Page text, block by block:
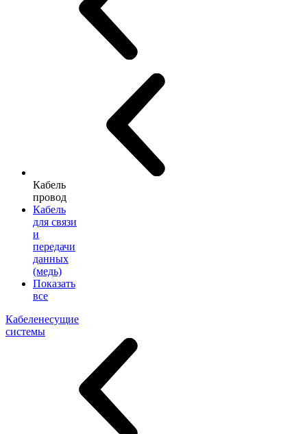
Кабель
провод
Кабель
для связи
и
передачи
данных
(медь)
Показать
все
Кабеленесущие
системы